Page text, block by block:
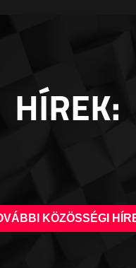
HÍREK:
KÖZÖSSÉGI